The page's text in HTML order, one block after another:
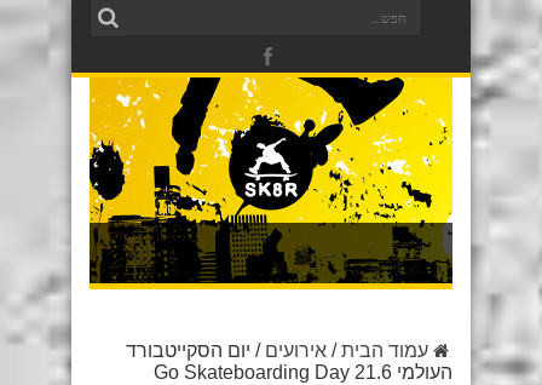
עמוד הבית/ אירועים / יום הסקייטבורד
העולמי 21.6 Go Skateboarding Day